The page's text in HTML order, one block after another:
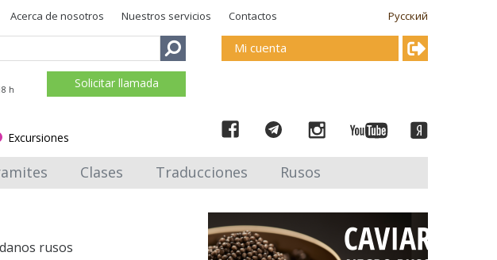
Русский
Acerca de nosotros Nuestros servicios Contactos
h Solicitar llamada
Excursiones
Mi cuenta
Clases Traducciones Rusos
rusos